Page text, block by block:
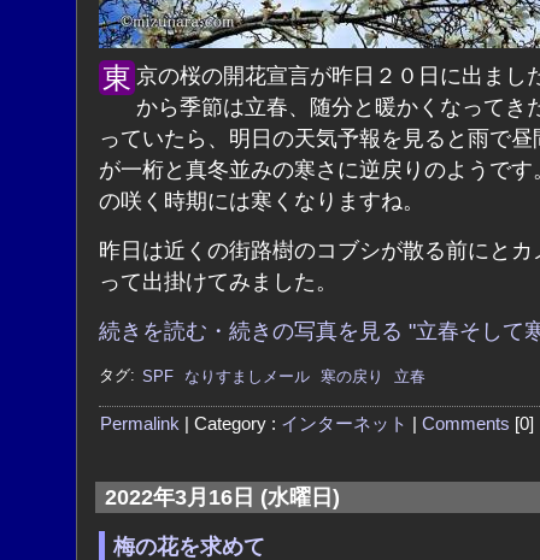
東京の桜の開花宣言が昨日２０日に出ました。今日
から季節は立春、随分と暖かくなってき
っていたら、明日の天気予報を見ると雨で昼
が一桁と真冬並みの寒さに逆戻りのようです
の咲く時期には寒くなりますね。
昨日は近くの街路樹のコブシが散る前にとカ
って出掛けてみました。
続きを読む・続きの写真を見る "立春そして
タグ: SPF なりすましメール 寒の戻り 立春
Permalink | Category : インターネット Comments
2022年3月16日 (水曜日)
梅の花を求めて